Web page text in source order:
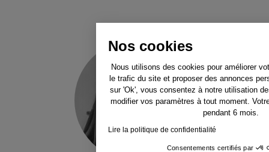
Nos cookies
Nous utilisons des cookies pour améliorer
le trafic du site et proposer des annonces
sur 'Ok', vous consentez à notre utilisation
modifier vos paramètres à tout moment.
pendant 6 mois.
Lire la politique de confidentialité
Consentements certifiés par